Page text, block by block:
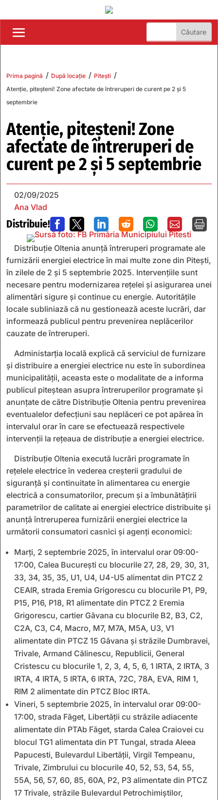
Prima pagină / După locație / Pitești /
Atenție, piteșteni! Zone afectate de întreruperi de curent pe 2 și 5
septembrie
Atenție, piteșteni! Zone
afectate de întreruperi de
curent pe 2 și 5 septembrie
02/09/2025
Ana Vlad
Distribuie!       
Distribuție Oltenia anunță întreruperi programate ale
furnizării energiei electrice în mai multe zone din Pitești,
în zilele de 2 și 5 septembrie 2025. Intervențiile sunt
necesare pentru modernizarea rețelei și asigurarea unei
alimentări sigure și continue cu energie. Autoritățile
locale subliniază că nu gestionează aceste lucrări, dar
informează publicul pentru prevenirea neplăcerilor
cauzate de întreruperi.
Administarția locală explică că serviciul de furnizare
și distribuire a energiei electrice nu este în subordinea
municipalității, aceasta este o modalitate de a informa
publicul piteștean asupra întreruperilor programate și
anunțate de către Distribuție Oltenia pentru prevenirea
eventualelor defecțiuni sau neplăceri ce pot apărea în
intervalul orar în care se efectuează respectivele
intervenții la rețeaua de distribuție a energiei electrice.
Distribuţie Oltenia execută lucrări programate în
reţelele electrice în vederea creşterii gradului de
siguranţă şi continuitate în alimentarea cu energie
electrică a consumatorilor, precum și a îmbunătăţirii
parametrilor de calitate ai energiei electrice distribuite și
anunță întreruperea furnizării energiei electrice la
următorii consumatori casnici și agenţi economici:
Marți, 2 septembrie 2025, în intervalul orar 09:00-
17:00, Calea București cu blocurile 27, 28, 29, 30, 31,
33, 34, 35, 35, U1, U4, U4-U5 alimentat din PTCZ 2
CEAIR, strada Eremia Grigorescu cu blocurile P1, P9,
P15, P16, P18, R1 alimentate din PTCZ 2 Eremia
Grigorescu, cartier Găvana cu blocurile B2, B3, C2,
C2A, C3, C4, Macro, M7, M7A, M5A, U3, V1
alimentate din PTCZ 15 Găvana și străzile Dumbravei,
Trivale, Armand Călinescu, Republicii, General
Cristescu cu blocurile 1, 2, 3, 4, 5, 6, 1 IRTA, 2 IRTA, 3
IRTA, 4 IRTA, 5 IRTA, 6 IRTA, 72C, 78A, EVA, RIM 1,
RIM 2 alimentate din PTCZ Bloc IRTA.
Vineri, 5 septembrie 2025, în intervalul orar 09:00-
17:00, strada Făget, Libertății cu străzile adiacente
alimentate din PTAb Făget, starda Calea Craiovei cu
blocul TG1 alimentata din PT Tungal, strada Aleea
Papucesti, Bulevardul Libertății, Virgil Tempeanu,
Trivale, Zimbrului cu blocurile 40, 52, 53, 54, 55,
55A, 56, 57, 60, 85, 60A, P2, P3 alimentate din PTCZ
17 Trivale, străzile Bulevardul Petrochimiștilor,